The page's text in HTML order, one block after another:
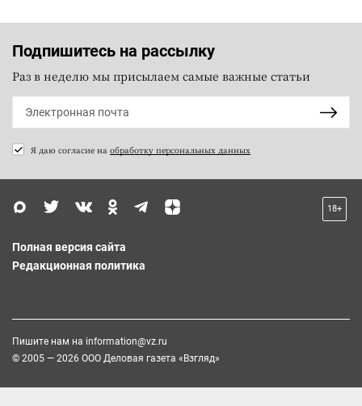
Подпишитесь на рассылку
Раз в неделю мы присылаем самые важные статьи
Я даю согласие на обработку персональных данных
18+
Полная версия сайта
Редакционная политика
Пишите нам на information@vz.ru
© 2005 — 2026 ООО Деловая газета «Взгляд»